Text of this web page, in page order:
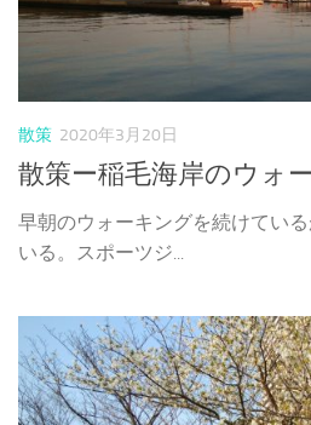
散策 2020年3月20日
散策ー稲毛海岸のウォ
早朝のウォーキングを続けてい
いる。スポーツジ...